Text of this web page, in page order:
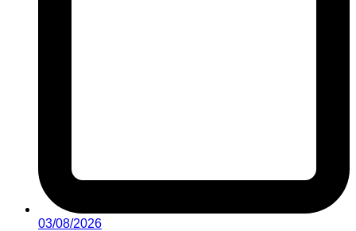
03/08/2026